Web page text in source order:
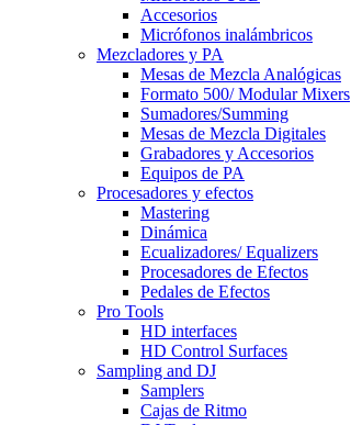
Accesorios
Micrófonos inalámbricos
Mezcladores y PA
Mesas de Mezcla Analógicas
Formato 500/ Modular Mixers
Sumadores/Summing
Mesas de Mezcla Digitales
Grabadores y Accesorios
Equipos de PA
Procesadores y efectos
Mastering
Dinámica
Ecualizadores/ Equalizers
Procesadores de Efectos
Pedales de Efectos
Pro Tools
HD interfaces
HD Control Surfaces
Sampling and DJ
Samplers
Cajas de Ritmo